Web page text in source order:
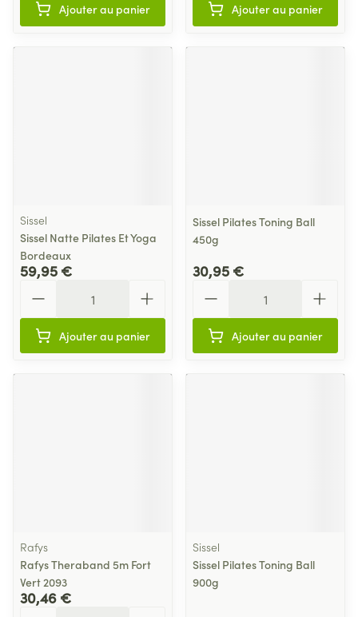
Ajouter au panier Ajouter au panier
Sissel
Sissel Natte Pilates Et Yoga
Bordeaux
59,95 €
Ajouter au panier
Sissel Pilates Toning Ball
450g
30,95 €
Ajouter au panier
Rafys
Rafys Theraband 5m Fort
Vert 2093
30,46 €
Sissel
Sissel Pilates Toning Ball
900g